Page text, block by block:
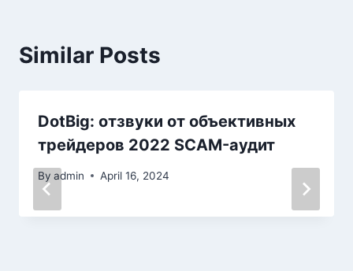
Similar Posts
DotBig: отзвуки от объективных
трейдеров 2022 SCAM-аудит
By admin April 16, 2024